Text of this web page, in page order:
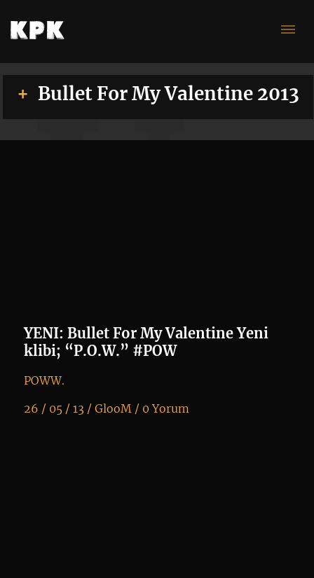
Bullet For My Valentine 2013
YENI: Bullet For My Valentine Yeni
klibi; “P.O.W.” #POW
POWW.
26 / 05 / 13 / GlooM/ 0 Yorum